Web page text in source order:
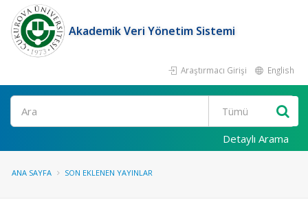
Akademik Veri Yönetim Sistemi
Araştırmacı Girişi English
Ara
Detaylı Arama
ANA SAYFA SON EKLENEN YAYINLAR